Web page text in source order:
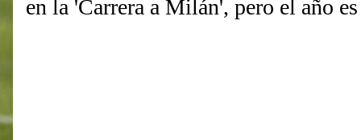
en la 'Carrera a Milán', pero el año